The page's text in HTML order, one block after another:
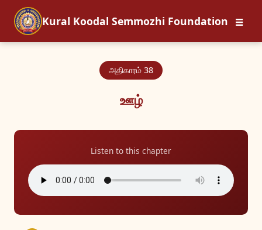
Kural Koodal Semmozhi Foundation ☰
அதிகாரம் 38
ஊழ்
Listen to this chapter